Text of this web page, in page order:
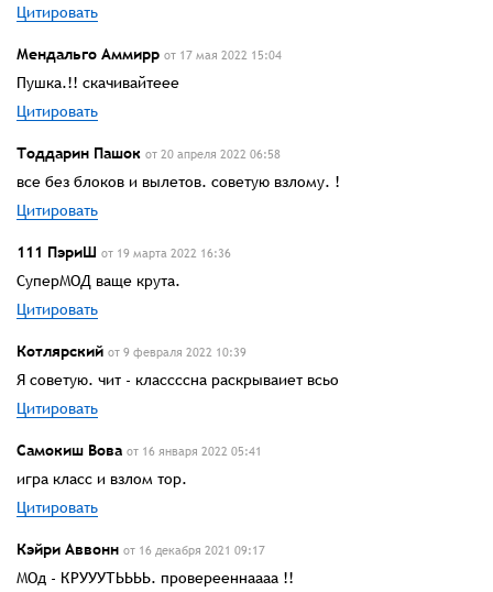
Цитировать
Мендальго Аммирр от 17 мая 2022 15:04
Пушка.!! скачивайтеее
Цитировать
Тоддарин Пашок от 20 апреля 2022 06:58
все без блоков и вылетов. советую взлому. !
Цитировать
111 ПэриШ от 19 марта 2022 16:36
СуперМОД ваще крута.
Цитировать
Котлярский от 9 февраля 2022 10:39
Я советую. чит - классссна раскрываиет всьо
Цитировать
Самокиш Вова от 16 января 2022 05:41
игра класс и взлом тор.
Цитировать
Кэйри Аввонн от 16 декабря 2021 09:17
МОд - КРУУУТЬЬЬЬ. проверееннаааа !!